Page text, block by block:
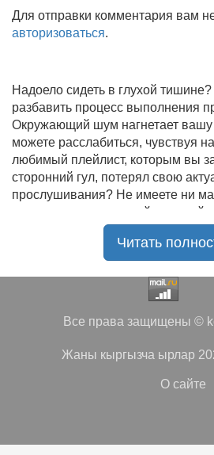
Для отправки комментария вам
авторизоваться.
Надоело сидеть в глухой
разбавить процесс выполнения
Окружающий шум нагнетает вашу
можете расслабиться, чувствуя
любимый плейлист, которым вы
сторонний гул, потерял свою
прослушивания? Не имеете ни
представления, где найти новый
на замену старому? В таком
радостью приветствует своих
чудесную подборку самых
старых и новых треков, самые
популярные композиции
с возможностью безлимитного
Читать
Все права защищены ©
Жаны кыргызча ырлар
О сайте